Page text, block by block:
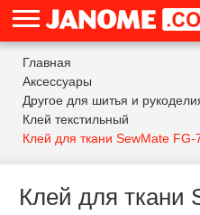
Главная
Аксессуары
Другое для шитья и
Клей текстильный
Клей для ткани SewMate FG-
Клей для ткани